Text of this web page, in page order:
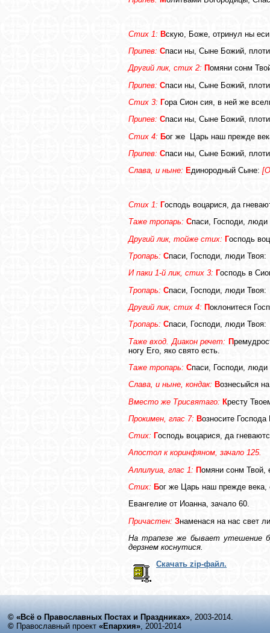
Стих 1: Вскую, Боже, отринул ны
Припев: Спаси ны, Сыне Божий,
Другий лик, стих 2: Помяни сонм
Припев: Спаси ны, Сыне Божий,
Стих 3: Гора Сион сия, в ней же
Припев: Спаси ны, Сыне Божий,
Стих 4: Бог же Царь наш прежде
Припев: Спаси ны, Сыне Божий,
Слава, и ныне: Единородный Сыне:
Стих 1: Господь воцарися, да
Таже тропарь: Спаси, Господи,
Другий лик, тойже стих: Господь
Тропарь: Спаси, Господи, люди Твоя:
И паки 1-й лик, стих 3: Господь в
Тропарь: Спаси, Господи, люди Твоя:
Другий лик, стих 4: Поклонитеся
Тропарь: Спаси, Господи, люди Твоя:
Таже вход. Диакон речет: П
ногу Его, яко свято есть.
Таже тропарь: Спаси, Господи, люди
Слава, и ныне, кондак: Вознесыйся
Вместо же Трисвятаго: Кресту
Прокимен, глас 7: Возносите
Стих: Господь воцарися, да
Апостол к коринфяном, зачало 125.
Аллилуиа, глас 1: Помяни сонм Твой,
Стих: Бог же Царь наш прежде века,
Евангелие от Иоанна, зачало 60.
Причастен: Знаменася на нас свет
На трапезе же бывает утешение
дерзнем коснутися.
Скачать zip-файл.
© «Всё о Православных Постах и Праздниках», 2003-2014.
© Православный проект «Епархия», 2001-2014